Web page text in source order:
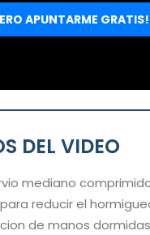
DEL VIDEO
mediano
reducir el
de manos